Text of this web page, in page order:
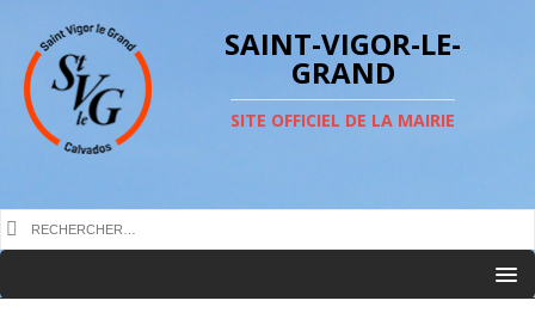
SAINT-VIGOR-LE-
GRAND
SITE OFFICIEL DE LA MAIRIE